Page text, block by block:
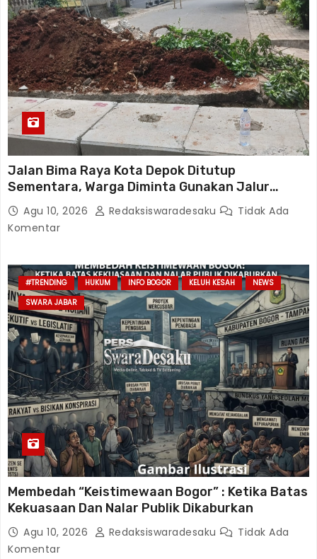
Jalan Bima Raya Kota Depok Ditutup
Sementara, Warga Diminta Gunakan Jalur
Alternatif
Agu 10, 2026 Redaksiswaradesaku
Tidak Ada
Komentar
#TRENDING HUKUM INFO BOGOR KELUH KESAH
NEWS
SWARA JABAR
Membedah “Keistimewaan Bogor” : Ketika Batas
Kekuasaan Dan Nalar Publik Dikaburkan
Agu 10, 2026 Redaksiswaradesaku
Tidak Ada
Komentar